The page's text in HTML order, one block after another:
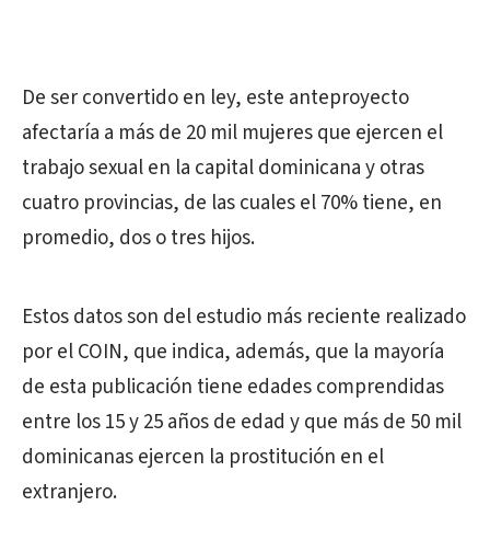
De ser convertido en ley, este anteproyecto
afectaría a más de 20 mil mujeres que ejercen el
trabajo sexual en la capital dominicana y otras
cuatro provincias, de las cuales el 70% tiene, en
promedio, dos o tres hijos.
Estos datos son del estudio más reciente realizado
por el COIN, que indica, además, que la mayoría
de esta publicación tiene edades comprendidas
entre los 15 y 25 años de edad y que más de 50 mil
dominicanas ejercen la prostitución en el
extranjero.